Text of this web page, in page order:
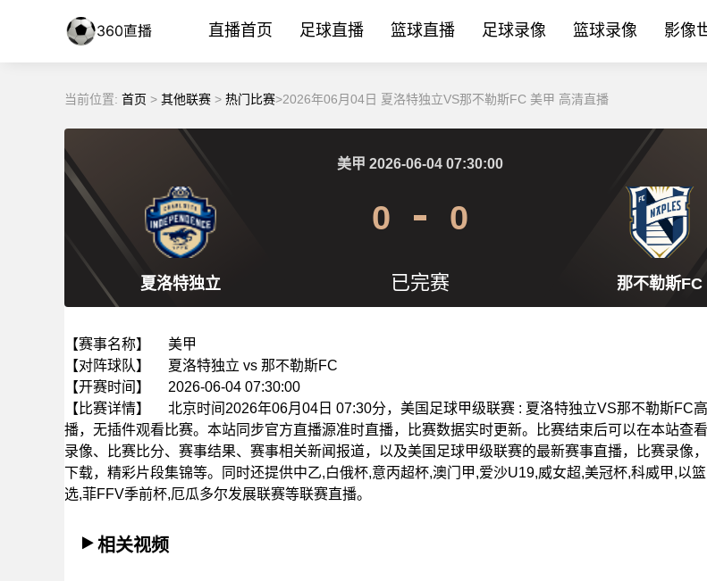
直播首页 足球直播 篮球直播 足球录像 篮球录像 影像
当前位置: 首页 > 其他联赛 > 热门比赛>2026年06月04日 夏洛特独立VS那不勒斯FC 美甲 高清直播
夏洛特独立 那不勒斯FC
美甲 2026-06-04 07:30:00
0 0
已完赛
【赛事名称】
美甲
【对阵球队】
夏洛特独立 vs 那不勒斯FC
【开赛时间】
2026-06-04 07:30:00
【比赛详情】
北京时间2026年06月04日 07:30分，美国足球甲级联赛 : 夏洛特独立VS那不勒斯FC
播，无插件观看比赛。本站同步官方直播源准时直播，比赛数据实时更新。比赛结束后可以在本站查
录像、比赛比分、赛事结果、赛事相关新闻报道，以及美国足球甲级联赛的最新赛事直播，比赛录像
下载，精彩片段集锦等。同时还提供中乙,白俄杯,意丙超杯,澳门甲,爱沙U19,威女超,美冠杯,科威甲,以
选,菲FFV季前杯,厄瓜多尔发展联赛等联赛直播。
相关视频